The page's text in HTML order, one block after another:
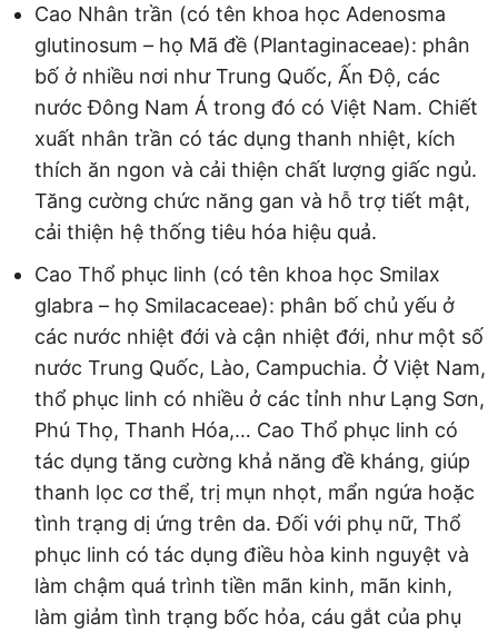
Cao Nhân trần (có tên khoa học Adenosma
glutinosum – họ Mã đề (Plantaginaceae): phân
bố ở nhiều nơi như Trung Quốc, Ấn Độ, các
nước Đông Nam Á trong đó có Việt Nam. Chiết
xuất nhân trần có tác dụng thanh nhiệt, kích
thích ăn ngon và cải thiện chất lượng giấc ngủ.
Tăng cường chức năng gan và hỗ trợ tiết mật,
cải thiện hệ thống tiêu hóa hiệu quả.
Cao Thổ phục linh (có tên khoa học Smilax
glabra – họ Smilacaceae): phân bố chủ yếu ở
các nước nhiệt đới và cận nhiệt đới, như một số
nước Trung Quốc, Lào, Campuchia. Ở Việt Nam,
thổ phục linh có nhiều ở các tỉnh như Lạng Sơn,
Phú Thọ, Thanh Hóa,… Cao Thổ phục linh có
tác dụng tăng cường khả năng đề kháng, giúp
thanh lọc cơ thể, trị mụn nhọt, mẩn ngứa hoặc
tình trạng dị ứng trên da. Đối với phụ nữ, Thổ
phục linh có tác dụng điều hòa kinh nguyệt và
làm chậm quá trình tiền mãn kinh, mãn kinh,
làm giảm tình trạng bốc hỏa, cáu gắt của phụ